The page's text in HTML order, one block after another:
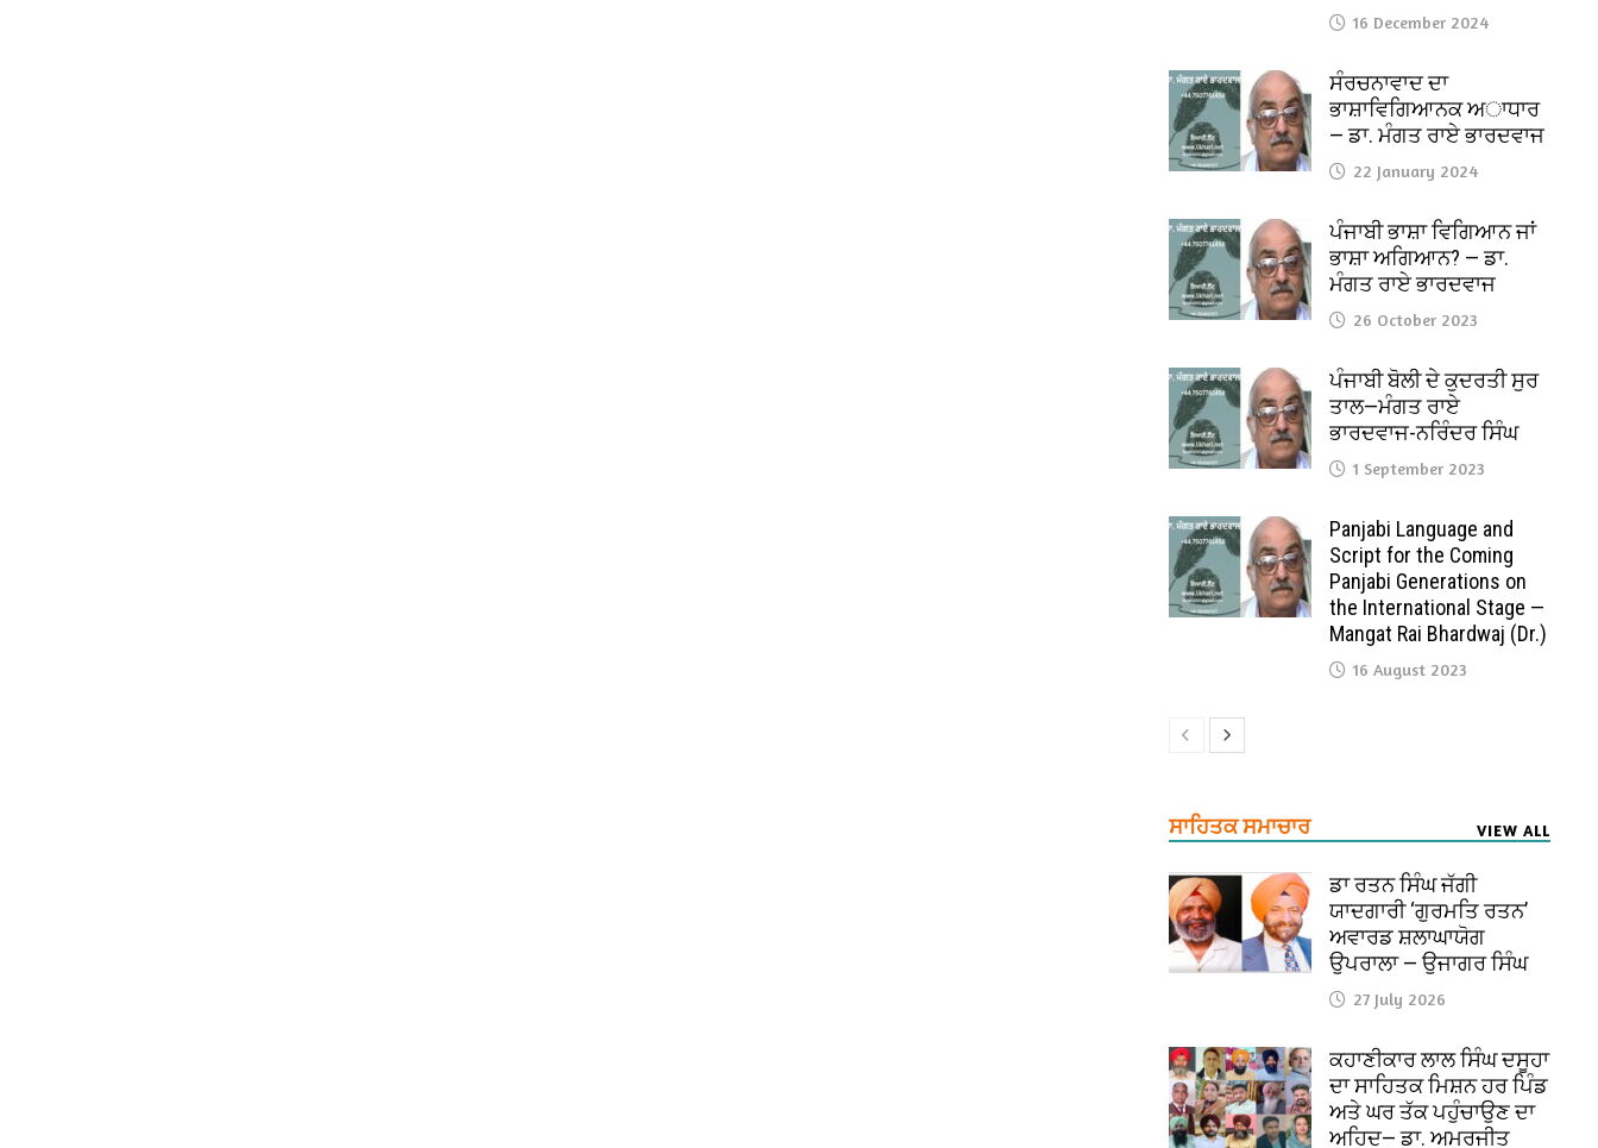
16 December 2024
ਸੰਰਚਨਾਵਾਦ ਦਾ
ਭਾਸ਼ਾਵਿਗਿਆਨਕ ਅਾਧਾਰ
— ਡਾ. ਮੰਗਤ ਰਾਏ ਭਾਰਦਵਾਜ
22 January 2024
ਪੰਜਾਬੀ ਭਾਸ਼ਾ ਵਿਗਿਆਨ ਜਾਂ
ਭਾਸ਼ਾ ਅਗਿਆਨ? — ਡਾ.
ਮੰਗਤ ਰਾਏ ਭਾਰਦਵਾਜ
26 October 2023
ਪੰਜਾਬੀ ਬੋਲੀ ਦੇ ਕੁਦਰਤੀ ਸੁਰ
ਤਾਲ—ਮੰਗਤ ਰਾਏ
ਭਾਰਦਵਾਜ-ਨਰਿੰਦਰ ਸਿੰਘ
1 September 2023
Panjabi Language and
Script for the Coming
Panjabi Generations on
the International Stage —
Mangat Rai Bhardwaj (Dr.)
16 August 2023
ਸਾਹਿਤਕ ਸਮਾਚਾਰ VIEW ALL
ਡਾ ਰਤਨ ਸਿੰਘ ਜੱਗੀ
ਯਾਦਗਾਰੀ ‘ਗੁਰਮਤਿ ਰਤਨ’
ਅਵਾਰਡ ਸ਼ਲਾਘਾਯੋਗ
ਉਪਰਾਲਾ — ਉਜਾਗਰ ਸਿੰਘ
27 July 2026
ਕਹਾਣੀਕਾਰ ਲਾਲ ਸਿੰਘ ਦਸੂਹਾ
ਦਾ ਸਾਹਿਤਕ ਮਿਸ਼ਨ ਹਰ ਪਿੰਡ
ਅਤੇ ਘਰ ਤੱਕ ਪਹੁੰਚਾਉਣ ਦਾ
ਅਹਿਦ— ਡਾ. ਅਮਰਜੀਤ